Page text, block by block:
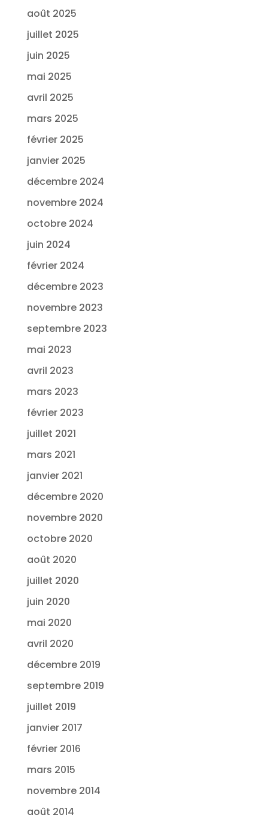
août 2025
juillet 2025
juin 2025
mai 2025
avril 2025
mars 2025
février 2025
janvier 2025
décembre 2024
novembre 2024
octobre 2024
juin 2024
février 2024
décembre 2023
novembre 2023
septembre 2023
mai 2023
avril 2023
mars 2023
février 2023
juillet 2021
mars 2021
janvier 2021
décembre 2020
novembre 2020
octobre 2020
août 2020
juillet 2020
juin 2020
mai 2020
avril 2020
décembre 2019
septembre 2019
juillet 2019
janvier 2017
février 2016
mars 2015
novembre 2014
août 2014